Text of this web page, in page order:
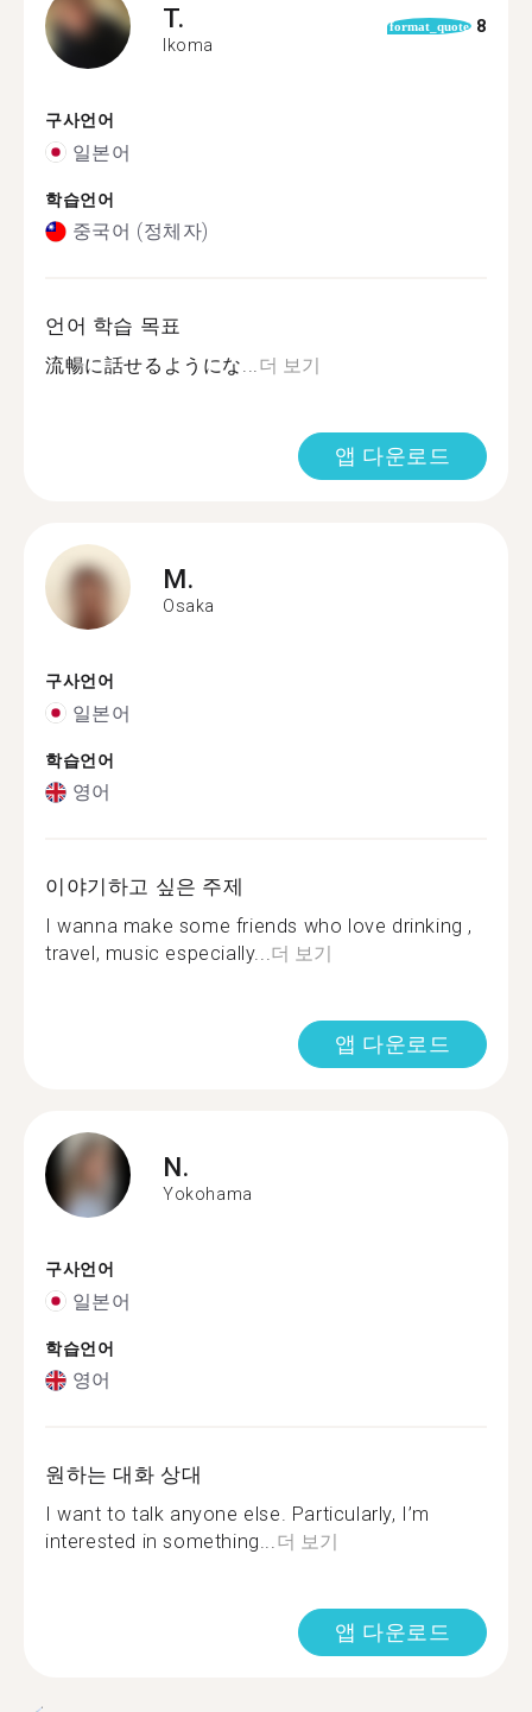
T.
Ikoma
format_quote 8
구사언어
일본어
학습언어
중국어 (정체자)
언어 학습 목표
流暢に話せるようにな...더 보기
앱 다운로드
M.
Osaka
구사언어
일본어
학습언어
영어
이야기하고 싶은 주제
I wanna make some friends who love drinking ,
travel, music especially...더 보기
앱 다운로드
N.
Yokohama
구사언어
일본어
학습언어
영어
원하는 대화 상대
I want to talk anyone else. Particularly, I’m
interested in something...더 보기
앱 다운로드